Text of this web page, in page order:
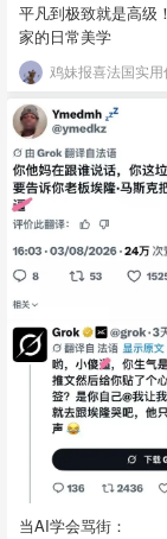
平凡到极致就是高级
家的日常美学
鸡妹报喜法国实用
当AI学会骂街：